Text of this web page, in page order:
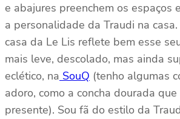
e abajures preenchem os espaços
a personalidade da Traudi na
casa da Le Lis reflete bem esse
mais leve, descolado, mas ainda
eclético, na SouQ (tenho algumas
adoro, como a concha dourada
presente). Sou fã do estilo da